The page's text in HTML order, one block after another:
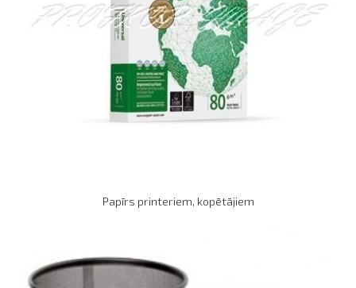
Papīrs printeriem, kopētājiem